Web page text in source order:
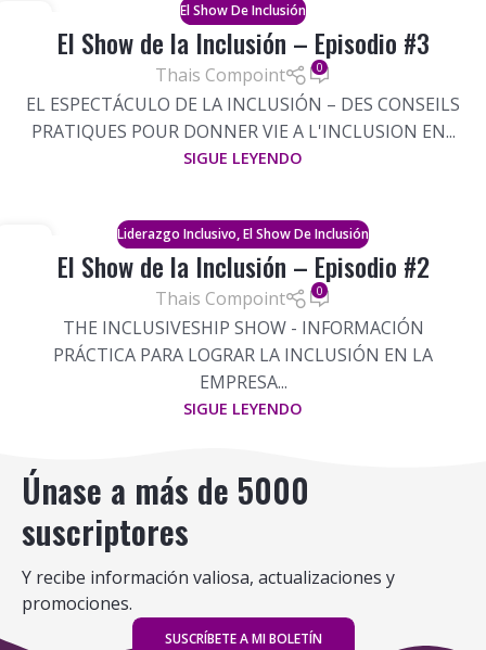
El Show De Inclusión
El Show de la Inclusión – Episodio #3
Thais Compoint 0
EL ESPECTÁCULO DE LA INCLUSIÓN – DES CONSEILS
PRATIQUES POUR DONNER VIE A L'INCLUSION EN...
SIGUE LEYENDO
Liderazgo Inclusivo,El Show De Inclusión
El Show de la Inclusión – Episodio #2
Thais Compoint 0
THE INCLUSIVESHIP SHOW - INFORMACIÓN
PRÁCTICA PARA LOGRAR LA INCLUSIÓN EN LA
EMPRESA...
SIGUE LEYENDO
Únase a más de 5000
suscriptores
Y recibe información valiosa, actualizaciones y
promociones.
SUSCRÍBETE A MI BOLETÍN